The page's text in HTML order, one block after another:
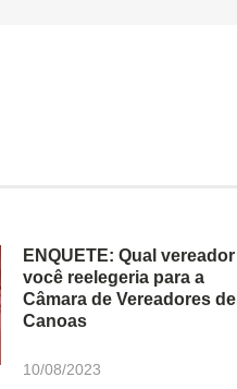
ENQUETE: Qual vereador
você reelegeria para a
Câmara de Vereadores de
Canoas
10/08/2023